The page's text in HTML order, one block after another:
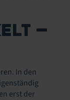
—
In den
erst der